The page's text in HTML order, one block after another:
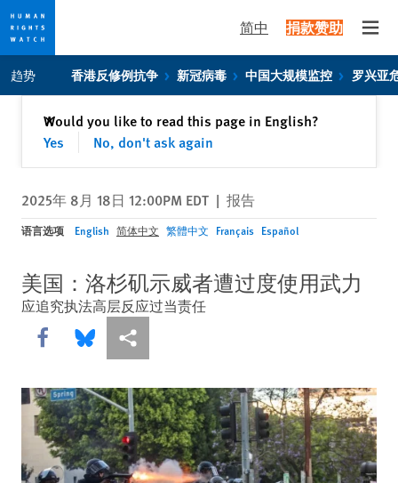
Skip
to
privacy
Skip
to
content
简中 捐款赞助
趋势 香港反修例抗争 新冠病毒 中国大规模监控 罗兴亚
Would you like to read this page in English?
Yes
No, don't ask again
✕关闭
2025年 8月 18日 12:00PM EDT | 报告
语言选项 English 简体中文 繁體中文 Français Español
美国：洛杉矶示威者遭过度使用武力
应追究执法高层反应过当责任
Share this via Facebook
Share this via Bluesky
More sharing options